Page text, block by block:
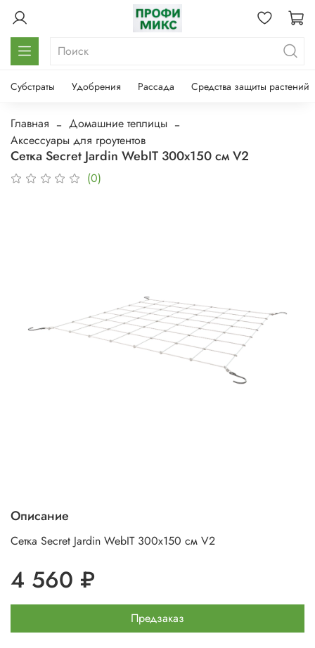
Субстраты Удобрения Рассада Средства защиты растений
Главная
Домашние теплицы
Аксессуары для гроутентов
Сетка Secret Jardin WebIT 300х150 см V2
(0)
Описание
Сетка Secret Jardin WebIT 300х150 см V2
4 560 ₽
Предзаказ